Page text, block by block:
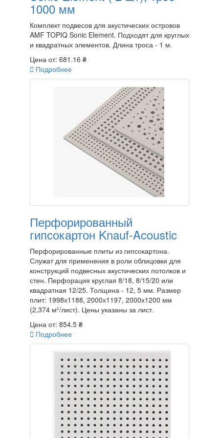
1000 мм
Комплект подвесов для акустических островов
AMF TOPIQ Sonic Element. Подходят для круглых
и квадратных элементов. Длина троса - 1 м.
Цена от: 681.16 ₴
 Подробнее
Перфорированный
гипсокартон Knauf-Acoustic
Перфорированные плиты из гипсокартона.
Служат для применения в роли облицовки для
конструкций подвесных акустических потолков и
стен. Перфорация круглая 8/18, 8/15/20 или
квадратная 12/25. Толщина - 12, 5 мм. Размер
плит: 1998х1188, 2000х1197, 2000х1200 мм
(2,374 м²/лист). Цены указаны за лист.
Цена от: 854.5 ₴
 Подробнее